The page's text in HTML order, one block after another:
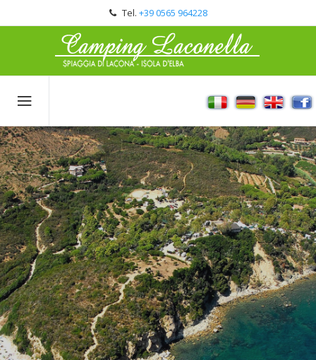
Tel. +39 0565 964228